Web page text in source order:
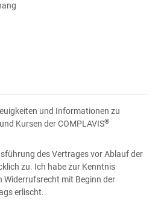
und Informationen zu
Kursen der COMPLAVIS®
des Vertrages vor Ablauf der
zu. Ich habe zur Kenntnis
Widerrufsrecht mit Beginn der
erlischt.